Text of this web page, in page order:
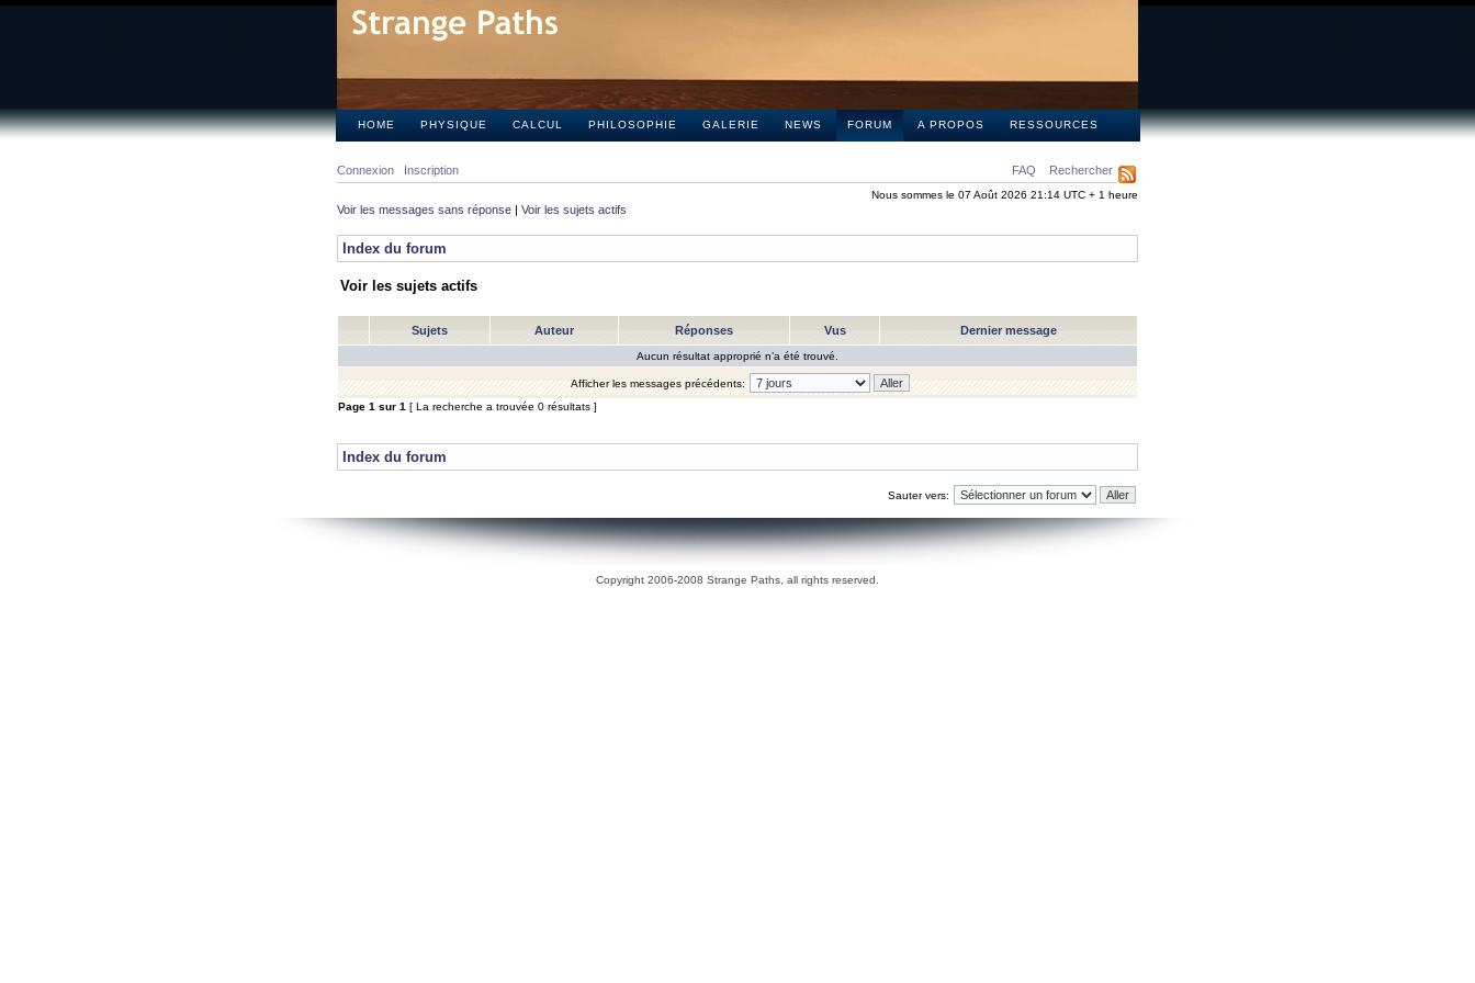
HOME PHYSIQUE CALCUL PHILOSOPHIE GALERIE NEWS FORUM A PROPOS RESSOURCES
FAQ Rechercher
Connexion Inscription
Nous sommes le 07 Août 2026 21:14 UTC + 1 heure
Voir les messages sans réponse | Voir les sujets actifs
Index du forum
Voir les sujets actifs
Sujets Auteur Réponses Vus Dernier message
Aucun résultat approprié n’a été trouvé.
Afficher les messages précédents:
Page 1 sur 1 [ La recherche a trouvée 0 résultats ]
Index du forum
Sauter vers:
Copyright 2006-2008 Strange Paths, all rights reserved.